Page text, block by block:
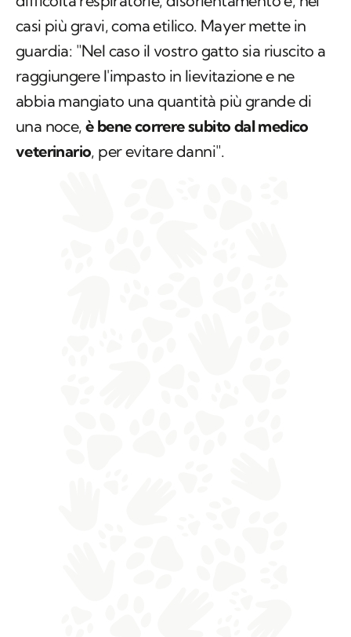
casi più gravi, coma etilico. Mayer mette in
guardia: "Nel caso il vostro gatto sia riuscito a
raggiungere l'impasto in lievitazione e ne
abbia mangiato una quantità più grande di
una noce, è bene correre subito dal medico
veterinario, per evitare danni".